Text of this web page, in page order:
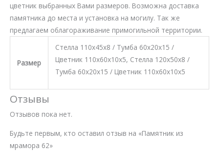
цветник выбранных Вами размеров. Возможна доставка
памятника до места и установка на могилу. Так же
предлагаем облагораживание примогильной территории.
Размер
Стелла 110х45х8 / Тумба 60х20х15 /
Цветник 110х60х10х5, Стелла 120х50х8 /
Тумба 60х20х15 / Цветник 110х60х10х5
Отзывы
Отзывов пока нет.
Будьте первым, кто оставил отзыв на «Памятник из
мрамора 62»